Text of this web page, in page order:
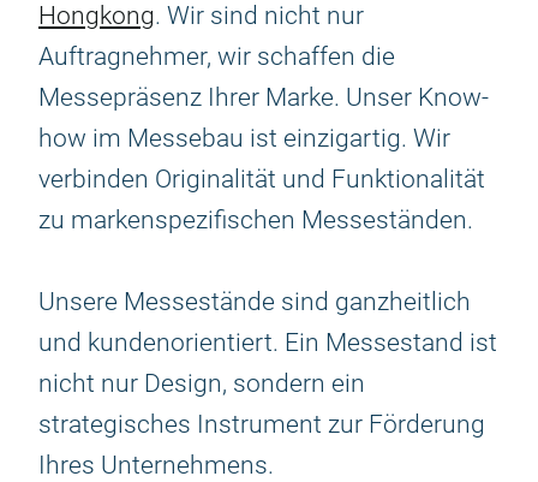
Hongkong. Wir sind nicht nur
Auftragnehmer, wir schaffen die
Messepräsenz Ihrer Marke. Unser Know-
how im Messebau ist einzigartig. Wir
verbinden Originalität und Funktionalität
zu markenspezifischen Messeständen.
Unsere Messestände sind ganzheitlich
und kundenorientiert. Ein Messestand ist
nicht nur Design, sondern ein
strategisches Instrument zur Förderung
Ihres Unternehmens.